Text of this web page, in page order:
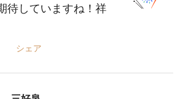
待していますね！祥
シェア